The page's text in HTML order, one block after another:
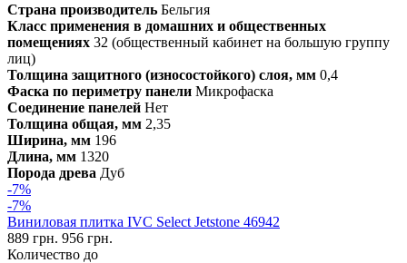
Страна производитель Бельгия
Класс применения в домашних и общественных
помещениях 32 (общественный кабинет на большую группу
лиц)
Толщина защитного (износостойкого) слоя, мм 0,4
Фаска по периметру панели Микрофаска
Соединение панелей Нет
Толщина общая, мм 2,35
Ширина, мм 196
Длина, мм 1320
Порода древа Дуб
-7%
-7%
Виниловая плитка IVC Select Jetstone 46942
889 грн. 956 грн.
Количество до